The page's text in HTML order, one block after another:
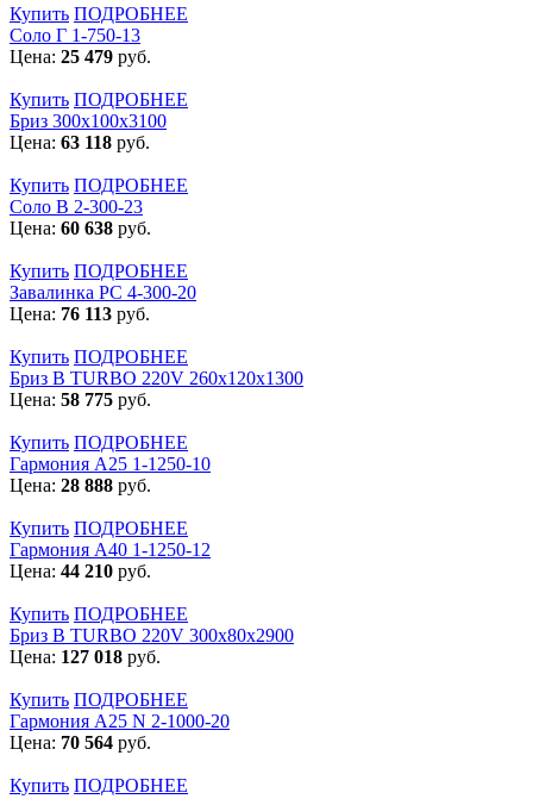
Купить ПОДРОБНЕЕ
Соло Г 1-750-13
Цена: 25 479 руб.
Купить ПОДРОБНЕЕ
Бриз 300х100х3100
Цена: 63 118 руб.
Купить ПОДРОБНЕЕ
Соло В 2-300-23
Цена: 60 638 руб.
Купить ПОДРОБНЕЕ
Завалинка РС 4-300-20
Цена: 76 113 руб.
Купить ПОДРОБНЕЕ
Бриз В TURBO 220V 260х120х1300
Цена: 58 775 руб.
Купить ПОДРОБНЕЕ
Гармония А25 1-1250-10
Цена: 28 888 руб.
Купить ПОДРОБНЕЕ
Гармония А40 1-1250-12
Цена: 44 210 руб.
Купить ПОДРОБНЕЕ
Бриз В TURBO 220V 300х80х2900
Цена: 127 018 руб.
Купить ПОДРОБНЕЕ
Гармония А25 N 2-1000-20
Цена: 70 564 руб.
Купить ПОДРОБНЕЕ